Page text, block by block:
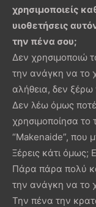
χρησιμοποιείς
υιοθετήσεις
την πένα σου;
Δεν χρησιμοποιώ
την ανάγκη να το
αλήθεια, δεν ξέρω
Δεν λέω όμως
χρησιμοποίησα το
“Makenaide”, που
Ξέρεις κάτι όμως;
Πάρα πάρα πολύ
την ανάγκη να το
Την πένα την